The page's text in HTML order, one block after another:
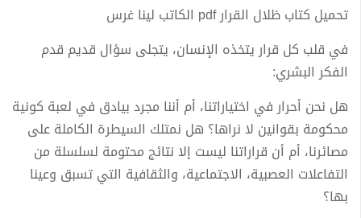
تحميل كتاب ظلال القرار pdf الكاتب لينا غرس
في قلب كل قرار يتخذه الإنسان، يتجلى سؤال قديم قدم
الفكر البشري:
هل نحن أحرار في اختياراتنا، أم أننا مجرد بيادق في لعبة كونية
محكومة بقوانين لا نراها؟ هل نمتلك السيطرة الكاملة على
مصائرنا، أم أن قراراتنا ليست إلا نتائج محتومة لسلسلة من
التفاعلات العصبية، الاجتماعية، والثقافية التي تسبق وعينا
بها؟